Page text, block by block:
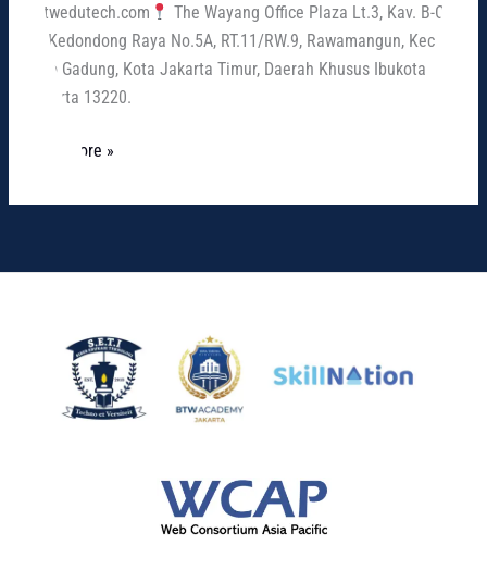
| btwedutech.com
The Wayang Office Plaza Lt.3, Kav. B-C,
Jl. Kedondong Raya No.5A, RT.11/RW.9, Rawamangun, Kec.
Pulo Gadung, Kota Jakarta Timur, Daerah Khusus Ibukota
Jakarta 13220.
Read More »